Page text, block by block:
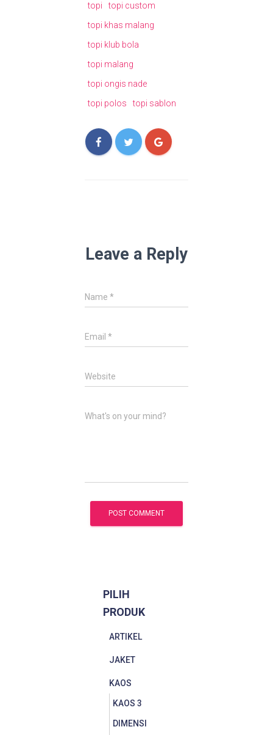
topi
topi custom
topi khas malang
topi klub bola
topi malang
topi ongis nade
topi polos
topi sablon
Leave a Reply
Name *
Email *
Website
What's on your mind?
PILIH
PRODUK
ARTIKEL
JAKET
KAOS
KAOS 3
DIMENSI